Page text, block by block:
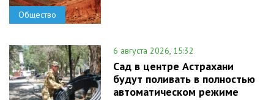
Общество
6 августа 2026, 15:32
Сад в центре Астрахани
будут поливать в полностью
автоматическом режиме